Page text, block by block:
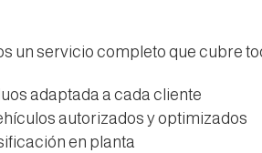
un servicio completo que cubre
adaptada a cada cliente
autorizados y optimizados
en planta